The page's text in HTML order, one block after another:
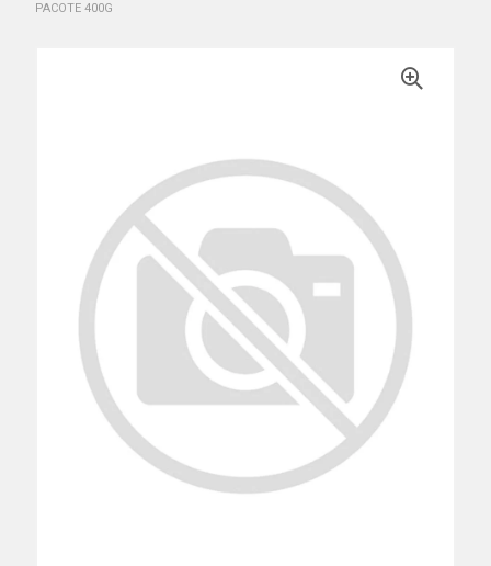
PACOTE 400G